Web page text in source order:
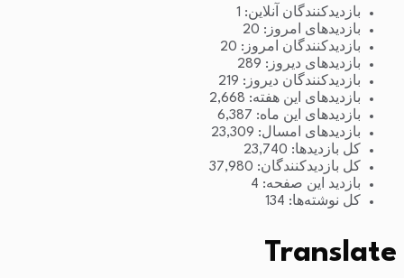
بازدیدکنندگان آنلاین: 1
بازدیدهای امروز: 20
بازدیدکنندگان امروز: 20
بازدیدهای دیروز: 289
بازدیدکنندگان دیروز: 219
بازدیدهای این هفته: 2,668
بازدیدهای این ماه: 6,387
بازدیدهای امسال: 23,309
کل بازدیدها: 23,740
کل بازدیدکنند‌گان: 37,980
بازدید این صفحه: 4
کل نوشته‌ها: 134
Translate